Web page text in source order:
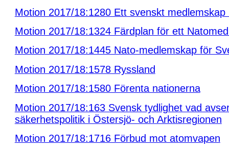
Motion 2017/18:1280 Ett svenskt medlemskap
Motion 2017/18:1324 Färdplan för ett
Motion 2017/18:1445 Nato-medlemskap för
Motion 2017/18:1578 Ryssland
Motion 2017/18:1580 Förenta nationerna
Motion 2017/18:163 Svensk tydlighet vad
säkerhetspolitik i Östersjö- och Arktisregionen
Motion 2017/18:1716 Förbud mot atomvapen